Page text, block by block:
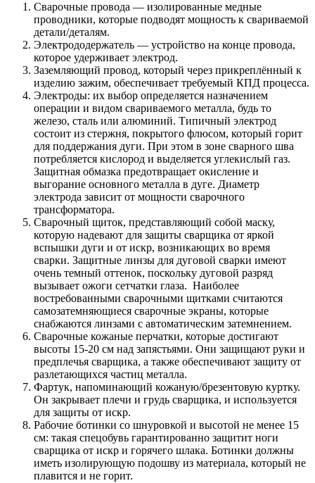
Сварочные провода — изолированные медные
проводники, которые подводят мощность к свариваемой
детали/деталям.
Электрододержатель — устройство на конце провода,
которое удерживает электрод.
Заземляющий провод, который через прикреплённый к
изделию зажим, обеспечивает требуемый КПД процесса.
Электроды: их выбор определяется назначением
операции и видом свариваемого металла, будь то
железо, сталь или алюминий. Типичный электрод
состоит из стержня, покрытого флюсом, который горит
для поддержания дуги. При этом в зоне сварного шва
потребляется кислород и выделяется углекислый газ.
Защитная обмазка предотвращает окисление и
выгорание основного металла в дуге. Диаметр
электрода зависит от мощности сварочного
трансформатора.
Сварочный щиток, представляющий собой маску,
которую надевают для защиты сварщика от яркой
вспышки дуги и от искр, возникающих во время
сварки. Защитные линзы для дуговой сварки имеют
очень темный оттенок, поскольку дуговой разряд
вызывает ожоги сетчатки глаза. Наиболее
востребованными сварочными щитками считаются
самозатемняющиеся сварочные экраны, которые
снабжаются линзами с автоматическим затемнением.
Сварочные кожаные перчатки, которые достигают
высоты 15-20 см над запястьями. Они защищают руки и
предплечья сварщика, а также обеспечивают защиту от
разлетающихся частиц металла.
Фартук, напоминающий кожаную/брезентовую куртку.
Он закрывает плечи и грудь сварщика, и используется
для защиты от искр.
Рабочие ботинки со шнуровкой и высотой не менее 15
см: такая спецобувь гарантированно защитит ноги
сварщика от искр и горячего шлака. Ботинки должны
иметь изолирующую подошву из материала, который не
плавится и не горит.